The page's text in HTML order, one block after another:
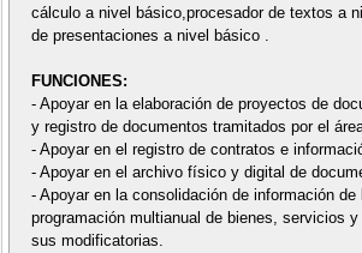
cálculo a nivel básico,procesador de textos a
de presentaciones a nivel básico .
FUNCIONES:
- Apoyar en la elaboración de proyectos de
y registro de documentos tramitados por el
- Apoyar en el registro de contratos e
- Apoyar en el archivo físico y digital de
- Apoyar en la consolidación de información
programación multianual de bienes, servicios
sus modificatorias.